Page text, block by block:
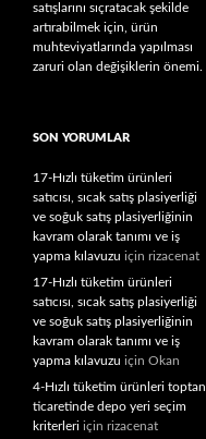
satışlarını sıçratacak şekilde
artırabilmek için, ürün
muhteviyatlarında yapılması
zaruri olan değişiklerin önemi.
SON YORUMLAR
17-Hızlı tüketim ürünleri
satıcısı, sıcak satış plasiyerliği
ve soğuk satış plasiyerliğinin
kavram olarak tanımı ve iş
yapma kılavuzu için rizacenat
17-Hızlı tüketim ürünleri
satıcısı, sıcak satış plasiyerliği
ve soğuk satış plasiyerliğinin
kavram olarak tanımı ve iş
yapma kılavuzu için Okan
4-Hızlı tüketim ürünleri toptan
ticaretinde depo yeri seçim
kriterleri için rizacenat